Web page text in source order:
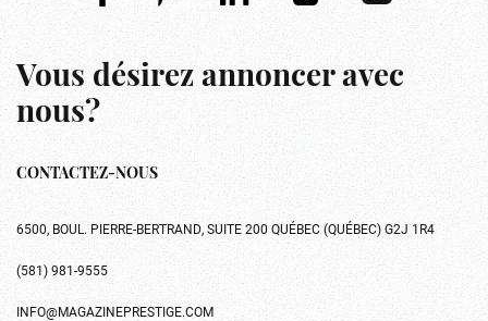
Vous désirez annoncer avec
nous?
CONTACTEZ-NOUS
6500, BOUL. PIERRE-BERTRAND, SUITE 200 QUÉBEC (QUÉBEC) G2J 1R4
(581) 981-9555
INFO@MAGAZINEPRESTIGE.COM